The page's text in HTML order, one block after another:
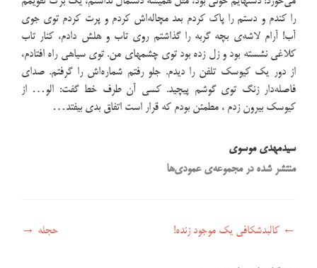
را کندم و دستم را پاک کردم بعد مچاله‌اش کردم و پرت کردم توی جوی
آب! آرام لاشه‌ی بچه گربه را گذاشتم روی تاب و هلش دادم، کنار تاب
کلاغی نشسته بود و زل زده بود توی چشمهای من. توی سیاهی راه افتادم،
از دور یک کیوسک تلفن را دیدم. جلو رفتم شماره‌اش را گرفتم. صدای
فاصله‌دار زنگ توی گوشم پیچید. کسی آن طرف خط گفت: الو… از
کیوسک بیرون زدم ، مطمئن بودم که قرار است اتفاق بدی بیفتد…
سیدمهدی موسوی
منتشر شده در مجموعه‌‌ی عمودی‌ها
راهبری نوشته
← کالبدشکافی یک موجود زنده! حجله →